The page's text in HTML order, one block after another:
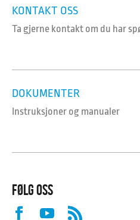
KONTAKT OSS
Ta gjerne kontakt om du har
DOKUMENTER
Instruksjoner og manualer
FØLG OSS